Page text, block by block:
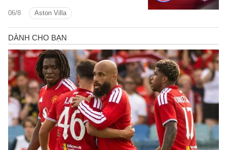
06/8 Aston Villa